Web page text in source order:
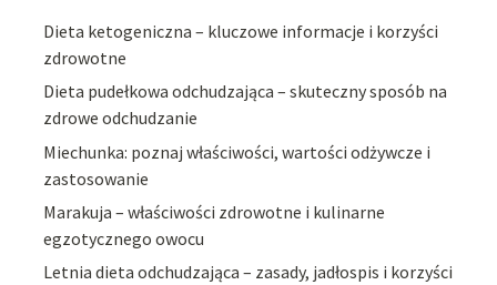
Dieta ketogeniczna – kluczowe informacje i korzyści
zdrowotne
Dieta pudełkowa odchudzająca – skuteczny sposób na
zdrowe odchudzanie
Miechunka: poznaj właściwości, wartości odżywcze i
zastosowanie
Marakuja – właściwości zdrowotne i kulinarne
egzotycznego owocu
Letnia dieta odchudzająca – zasady, jadłospis i korzyści